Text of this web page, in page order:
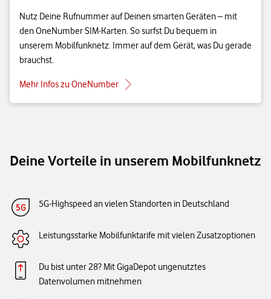
Nutz Deine Rufnummer auf Deinen smarten Geräten – mit
den OneNumber SIM-Karten. So surfst Du bequem in
unserem Mobilfunknetz. Immer auf dem Gerät, was Du gerade
brauchst.
Mehr Infos zu OneNumber
Deine Vorteile in unserem Mobilfunknetz
5G-Highspeed an vielen Standorten in Deutschland
Leistungsstarke Mobilfunktarife mit vielen Zusatzoptionen
Du bist unter 28? Mit GigaDepot ungenutztes
Datenvolumen mitnehmen